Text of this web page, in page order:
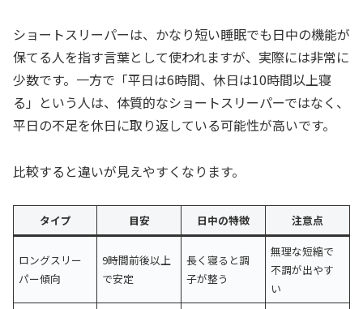
ショートスリーパーは、かなり短い睡眠でも日中の機能が
保てる人を指す言葉として使われますが、実際には非常に
少数です。一方で「平日は6時間、休日は10時間以上寝
る」という人は、体質的なショートスリーパーではなく、
平日の不足を休日に取り返している可能性が高いです。
比較すると違いが見えやすくなります。
タイプ 目安 日中の特徴 注意点
ロングスリー
パー傾向
9時間前後以上
で安定
長く寝ると調
子が整う
無理な短縮で
不調が出やす
い